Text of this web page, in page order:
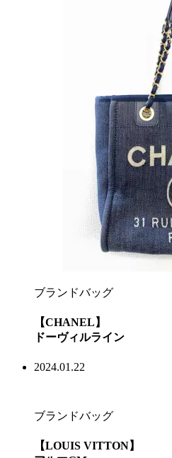
ブランドバッグ
【CHANEL】
ドーヴィルライン
2024.01.22
ブランドバッグ
【LOUIS VITTON】